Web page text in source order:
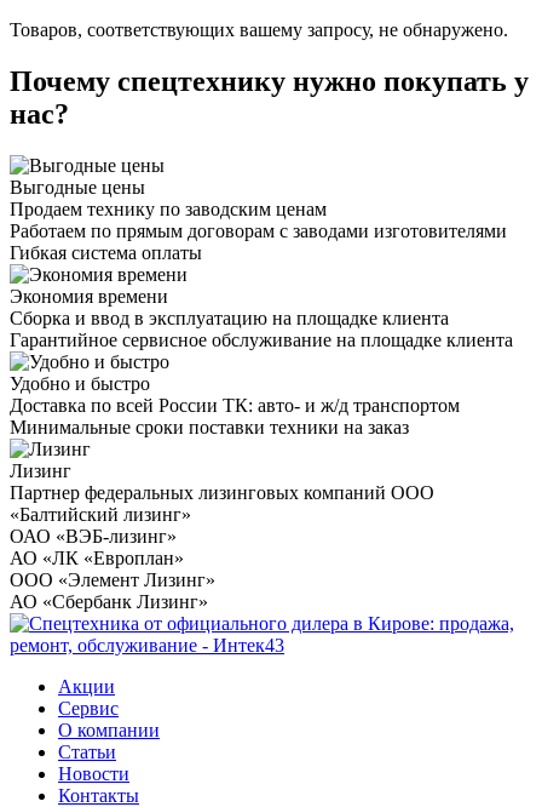
Товаров, соответствующих вашему запросу, не обнаружено.
Почему спецтехнику нужно покупать у
нас?
Выгодные цены
Продаем технику по заводским ценам
Работаем по прямым договорам с заводами изготовителями
Гибкая система оплаты
Экономия времени
Сборка и ввод в эксплуатацию на площадке клиента
Гарантийное сервисное обслуживание на площадке клиента
Удобно и быстро
Доставка по всей России ТК: авто- и ж/д транспортом
Минимальные сроки поставки техники на заказ
Лизинг
Партнер федеральных лизинговых компаний ООО
«Балтийский лизинг»
ОАО «ВЭБ-лизинг»
АО «ЛК «Европлан»
ООО «Элемент Лизинг»
АО «Сбербанк Лизинг»
Акции
Сервис
О компании
Статьи
Новости
Контакты